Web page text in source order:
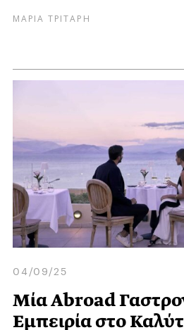
ΜΑΡΙΑ ΤΡΙΤΑΡΗ
04/09/25
Μία Abroad
Εμπειρία στο